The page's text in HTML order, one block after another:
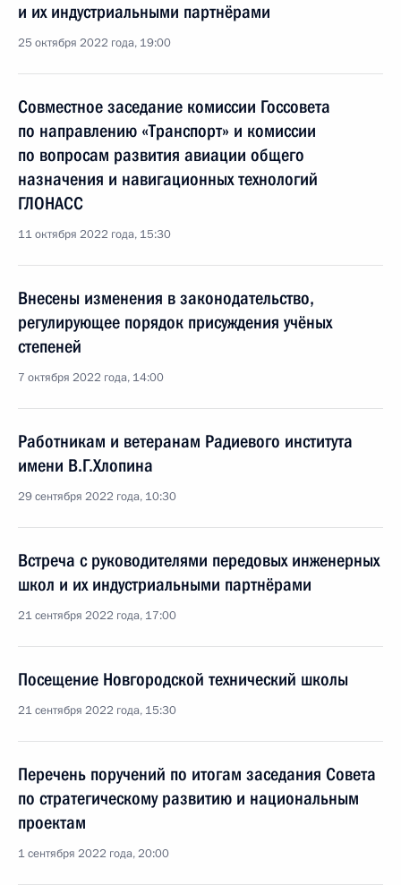
и их индустриальными партнёрами
25 октября 2022 года, 19:00
Совместное заседание комиссии Госсовета
по направлению «Транспорт» и комиссии
по вопросам развития авиации общего
назначения и навигационных технологий
ГЛОНАСС
11 октября 2022 года, 15:30
Внесены изменения в законодательство,
регулирующее порядок присуждения учёных
степеней
7 октября 2022 года, 14:00
Работникам и ветеранам Радиевого института
имени В.Г.Хлопина
29 сентября 2022 года, 10:30
Встреча с руководителями передовых инженерных
школ и их индустриальными партнёрами
21 сентября 2022 года, 17:00
Посещение Новгородской технический школы
21 сентября 2022 года, 15:30
Перечень поручений по итогам заседания Совета
по стратегическому развитию и национальным
проектам
1 сентября 2022 года, 20:00